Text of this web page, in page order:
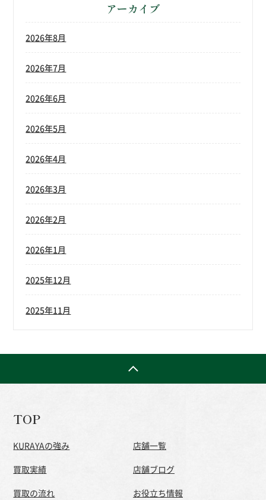
アーカイブ
2026年8月
2026年7月
2026年6月
2026年5月
2026年4月
2026年3月
2026年2月
2026年1月
2025年12月
2025年11月
TOP
KURAYAの強み
買取実績
買取の流れ
店舗一覧
店舗ブログ
お役立ち情報